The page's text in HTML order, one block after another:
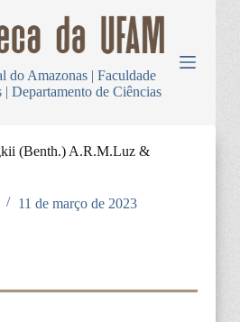
do Amazonas | Faculdade
Departamento de Ciências
(Benth.) A.R.M.Luz &
11 de março de 2023